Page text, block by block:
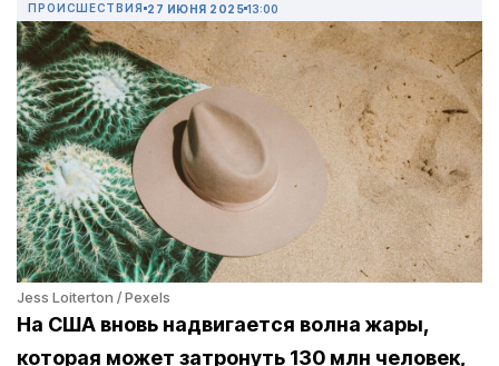
ПРОИСШЕСТВИЯ 27 ИЮНЯ 2025 13:00
Jess Loiterton / Pexels
На США вновь надвигается волна жары,
которая может затронуть 130 млн человек,